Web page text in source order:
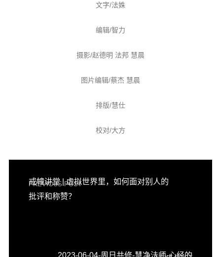
文字/法姝
编辑/智力
摄影/赵德明 法邦 慧晨
图片编辑/蔡杰 慧晨
排版/慧仕
校对/大方
PREVIOUS POST
戒幢讲堂 | 虚拟世界里，如何面对别人的
批评和称赞？
2023-06-04-周日共修-慧净法师-心经的